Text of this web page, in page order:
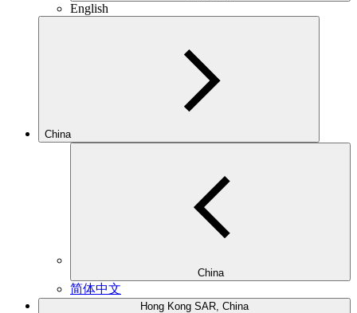
English
China
China
简体中文
Hong Kong SAR, China